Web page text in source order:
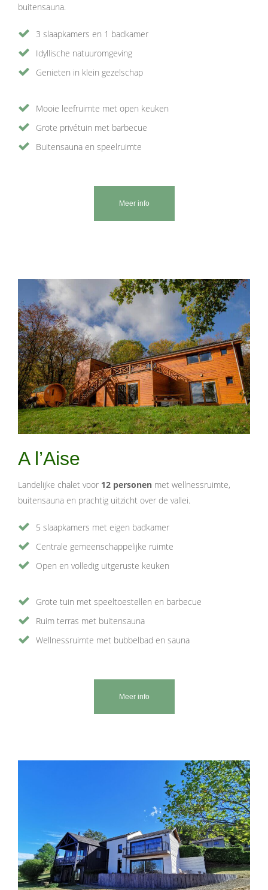
buitensauna.
3 slaapkamers en 1 badkamer
Idyllische natuuromgeving
Genieten in klein gezelschap
Mooie leefruimte met open keuken
Grote privétuin met barbecue
Buitensauna en speelruimte
Meer info
A l’Aise
Landelijke chalet voor 12 personen met wellnessruimte,
buitensauna en prachtig uitzicht over de vallei.
5 slaapkamers met eigen badkamer
Centrale gemeenschappelijke ruimte
Open en volledig uitgeruste keuken
Grote tuin met speeltoestellen en barbecue
Ruim terras met buitensauna
Wellnessruimte met bubbelbad en sauna
Meer info